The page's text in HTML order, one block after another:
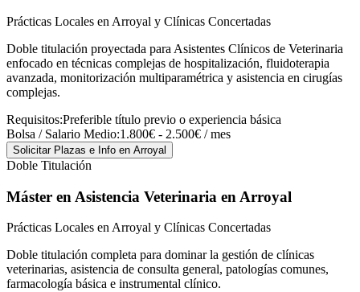
Prácticas Locales en Arroyal y Clínicas Concertadas
Doble titulación proyectada para Asistentes Clínicos de Veterinaria
enfocado en técnicas complejas de hospitalización, fluidoterapia
avanzada, monitorización multiparamétrica y asistencia en cirugías
complejas.
Requisitos:Preferible título previo o experiencia básica
Bolsa / Salario Medio:1.800€ - 2.500€ / mes
Solicitar Plazas e Info en Arroyal
Doble Titulación
Máster en Asistencia Veterinaria en Arroyal
Prácticas Locales en Arroyal y Clínicas Concertadas
Doble titulación completa para dominar la gestión de clínicas
veterinarias, asistencia de consulta general, patologías comunes,
farmacología básica e instrumental clínico.